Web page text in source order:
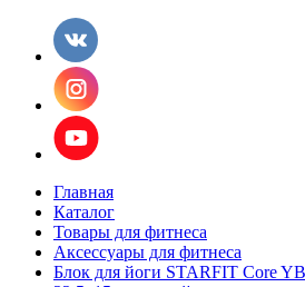
Главная
Каталог
Товары для фитнеса
Аксессуары для фитнеса
Блок для йоги STARFIT Core